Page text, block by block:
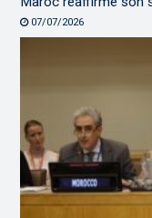
07/07/2026